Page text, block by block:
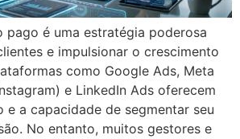
pago é uma estratégia poderosa
e impulsionar o crescimento
como Google Ads, Meta
e LinkedIn Ads oferecem
e a capacidade de segmentar seu
No entanto, muitos gestores e